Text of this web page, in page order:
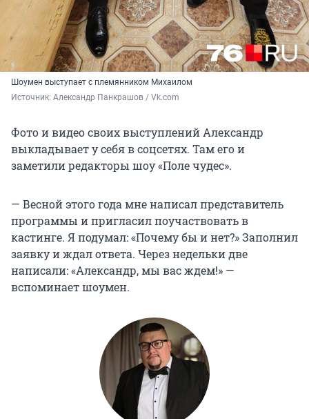
Шоумен выступает с племянником Михаилом
Источник: Александр Панкрашов / Vk.com
Фото и видео своих выступлений Александр
выкладывает у себя в соцсетях. Там его и
заметили редакторы шоу «Поле чудес».
— Весной этого года мне написал представитель
программы и пригласил поучаствовать в
кастинге. Я подумал: «Почему бы и нет?» Заполнил
заявку и ждал ответа. Через недельки две
написали: «Александр, мы вас ждем!» —
вспоминает шоумен.